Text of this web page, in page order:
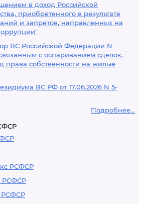
в доход Российской
приобретенного в результате
и запретов, направленных на
ВС Российской Федерации N
с оспариванием сделок,
права собственности на жилые
ВС РФ от 17.06.2026 N 5-
Подробнее...
РСФСР
РСФСР
РСФСР